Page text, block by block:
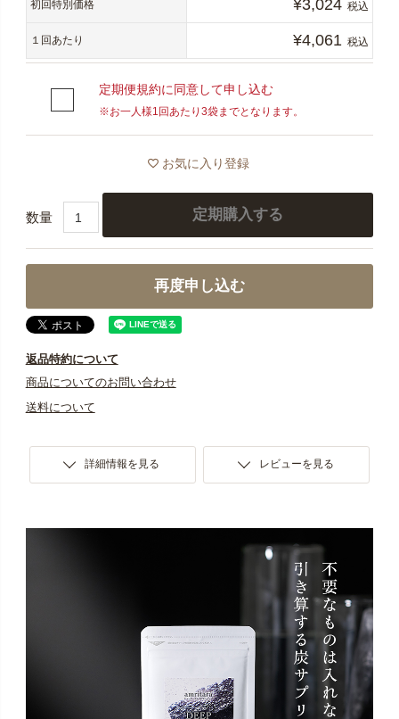
（初回1,199円＋2回目以降240円×11ヶ月）＋（送料最大
ら中止のご連絡をいただくまで毎月定期的に商品をお届
けするサービスです。
＜必ずご確認ください＞
※4回目のお届けが完了するまで数量の変更・解約はでき
ただき、お体に合うかなどお試しいただいた上でお申
し込みください。
※解約のご連絡がない場合、5回目以降も継続してお届け
いたします。
※お一人様最大3袋までお申し込みいただけますが、初回
す。
該当月の解約は承っておりませんので、未決済分のみ
指定口座へご入金いただいております。予めご了承く
※システム上、定期便商品と通常商品を一緒にご購入い
ただくことや、一緒にお届けすることができません。
予めご了承ください。
※商品はポスト投函の「メール便」でのお届けになりま
初回特別価格 ¥3,024 税込
１回あたり ¥4,061 税込
定期便規約に同意して申し込む
※お一人様1回あたり3袋までとなります。
お気に入り登録
定期購入する
再度申し込む
返品特約について
商品についてのお問い合わせ
送料について
詳細情報を見る レビューを見る